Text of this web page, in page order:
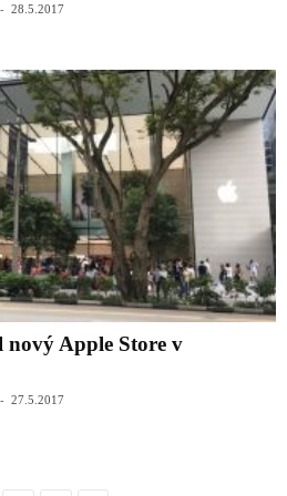
- 28.5.2017
nový Apple Store v
- 27.5.2017